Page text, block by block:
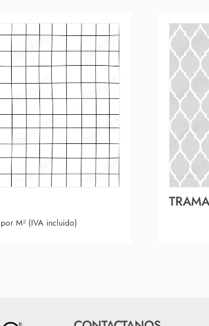
por M² (IVA incluido)